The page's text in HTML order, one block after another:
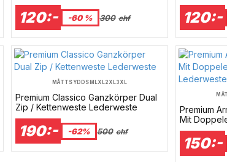
120:- -60 % 300 chf 120:-
MÅTTSYDD S M XL 2XL 3XL
Premium Classico Ganzkörper Dual
Zip / Kettenweste Lederweste
190:- -62% 500 chf
Premium
Mit
Lederweste
150:-